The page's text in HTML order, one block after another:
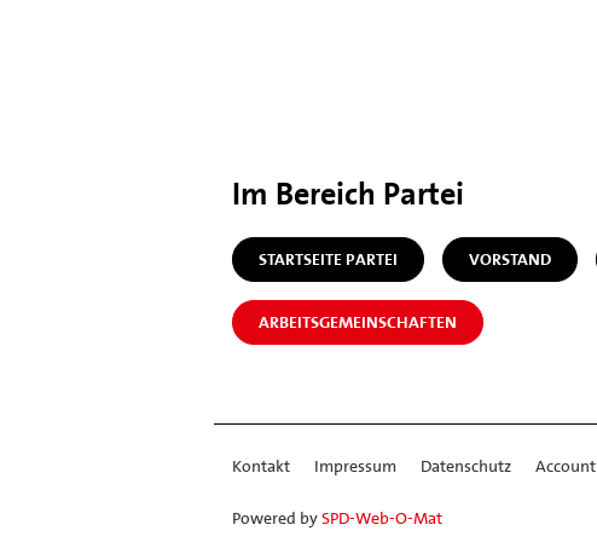
Im Bereich Partei
STARTSEITE PARTEI VORSTAND
ARBEITSGEMEINSCHAFTEN
Kontakt Impressum Datenschutz Account
Powered bySPD-Web-O-Mat